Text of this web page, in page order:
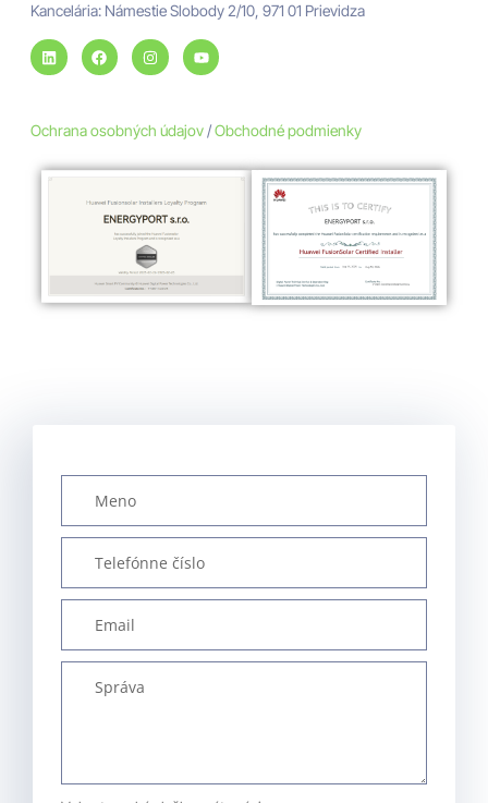
Kancelária: Námestie Slobody 2/10, 971 01 Prievidza
Ochrana osobných údajov/Obchodné podmienky